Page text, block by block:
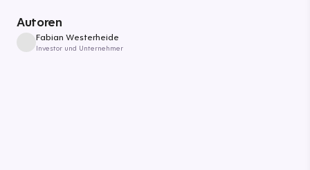
Autoren
Fabian Westerheide
Investor und Unternehmer